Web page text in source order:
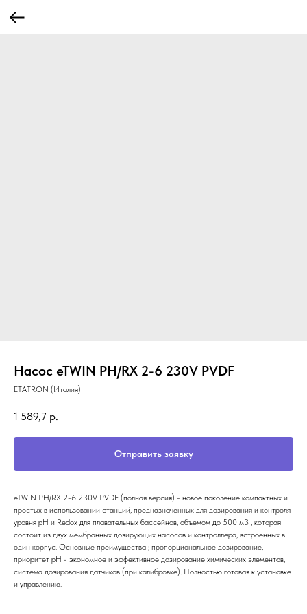
Насос eTWIN PH/RX 2-6 230V PVDF
ETATRON (Италия)
1 589,7 р.
Отправить заявку
eTWIN PH/RX 2-6 230V PVDF (полная версия) - новое поколение компактных и
простых в использовании станций, предназначенных для дозирования и контроля
уровня рН и Redox для плавательных бассейнов, объемом до 500 м3 , которая
состоит из двух мембранных дозирующих насосов и контроллера, встроенных в
один корпус. Основные преимущества ; пропорциональное дозирование,
приоритет pH - экономное и эффективное дозирование химических элементов,
система дозирования датчиков (при калибровке). Полностью готовая к установке
и управлению.